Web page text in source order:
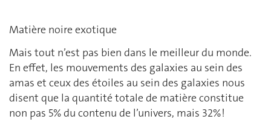
Matière noire exotique
Mais tout n’est pas bien dans le meilleur du monde.
En effet, les mouvements des galaxies au sein des
amas et ceux des étoiles au sein des galaxies nous
disent que la quantité totale de matière constitue
non pas 5% du contenu de l’univers, mais 32% !